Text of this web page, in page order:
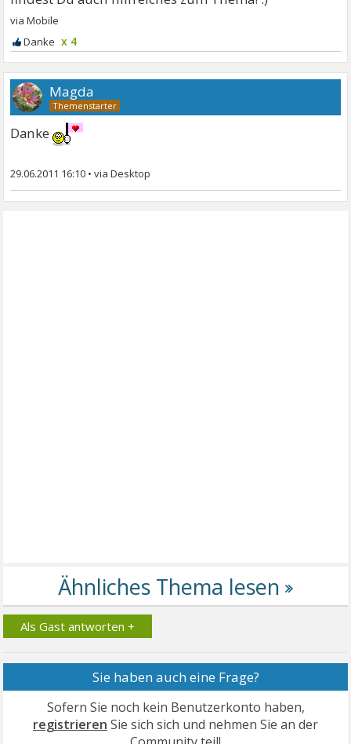
x 4
Magda
Danke
29.06.2011 16:10 •
Als Gast antworten +
Sie haben auch eine Frage?
Sofern Sie noch kein Benutzerkonto haben,
registrieren Sie sich sich und nehmen Sie an der